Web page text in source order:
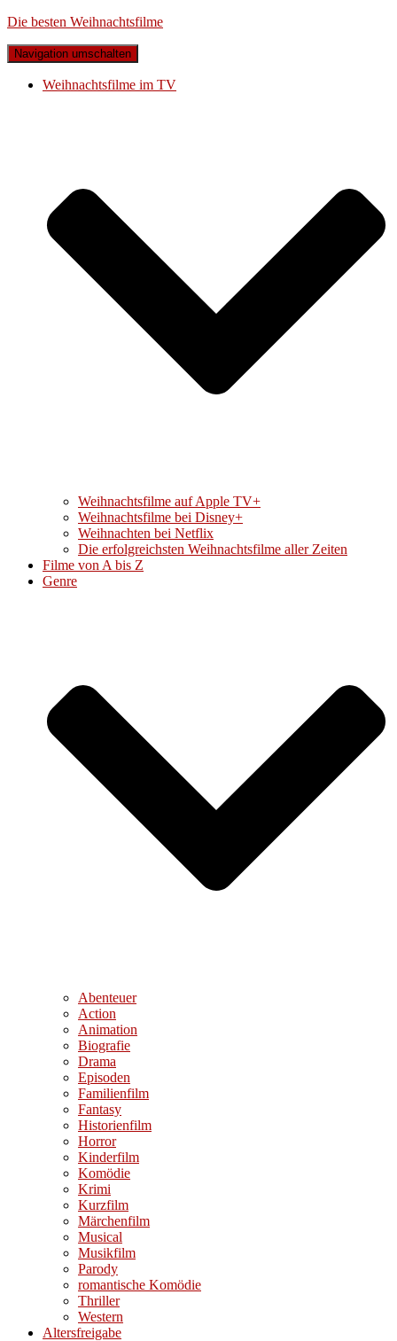
Die besten Weihnachtsfilme
Navigation umschalten
Weihnachtsfilme im TV
Weihnachtsfilme auf Apple TV+
Weihnachtsfilme bei Disney+
Weihnachten bei Netflix
Die erfolgreichsten Weihnachtsfilme aller Zeiten
Filme von A bis Z
Genre
Abenteuer
Action
Animation
Biografie
Drama
Episoden
Familienfilm
Fantasy
Historienfilm
Horror
Kinderfilm
Komödie
Krimi
Kurzfilm
Märchenfilm
Musical
Musikfilm
Parody
romantische Komödie
Thriller
Western
Altersfreigabe